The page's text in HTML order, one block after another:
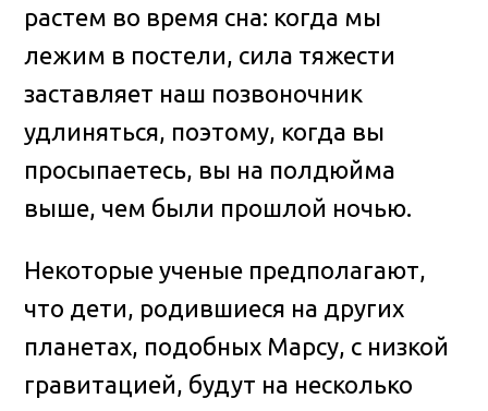
растем во время сна: когда мы
лежим в постели, сила тяжести
заставляет наш позвоночник
удлиняться, поэтому, когда вы
просыпаетесь, вы на полдюйма
выше, чем были прошлой ночью.
Некоторые ученые предполагают,
что дети, родившиеся на других
планетах, подобных Марсу, с низкой
гравитацией, будут на несколько